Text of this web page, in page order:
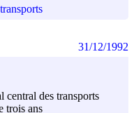
central des transports
trois ans
31/12/1992